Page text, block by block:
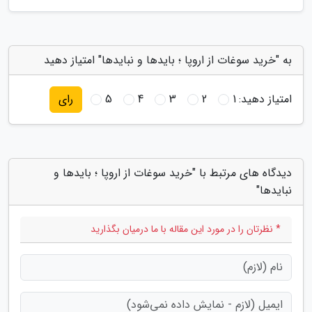
به "خرید سوغات از اروپا ؛ بایدها و نبایدها" امتیاز دهید
امتیاز دهید:1
2
3
4
5 رای
دیدگاه های مرتبط با "خرید سوغات از اروپا ؛ بایدها و
نبایدها"
* نظرتان را در مورد این مقاله با ما درمیان بگذارید